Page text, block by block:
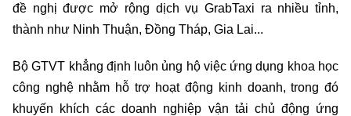
đề nghị được mở rộng dịch vụ GrabTaxi ra nhiều tỉnh,
thành như Ninh Thuận, Đồng Tháp, Gia Lai...
Bộ GTVT khẳng định luôn ủng hộ việc ứng dụng khoa học
công nghệ nhằm hỗ trợ hoạt động kinh doanh, trong đó
khuyến khích các doanh nghiệp vận tải chủ động ứng